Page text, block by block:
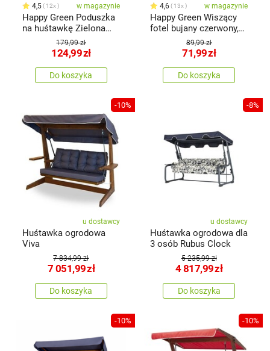
4,5 12x w magazynie
Happy Green Poduszka
na huśtawkę Zielona
krata, 129 cm
179,99 zł
124,99zł
Do koszyka
4,6 13x w magazynie
Happy Green Wiszący
fotel bujany czerwony,
100 x 100 cm
89,99 zł
71,99zł
Do koszyka
-10%
u dostawcy
Huśtawka ogrodowa
Viva
7 834,99 zł
7 051,99zł
Do koszyka
-8%
u dostawcy
Huśtawka ogrodowa dla
3 osób Rubus Clock
5 235,99 zł
4 817,99zł
Do koszyka
-10% -10%